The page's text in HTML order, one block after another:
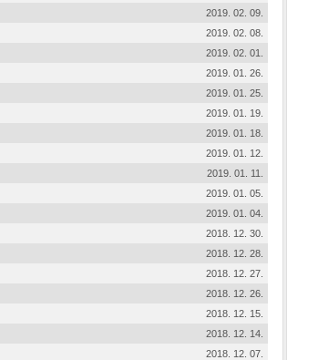
2019. 02. 09.
2019. 02. 08.
2019. 02. 01.
2019. 01. 26.
2019. 01. 25.
2019. 01. 19.
2019. 01. 18.
2019. 01. 12.
2019. 01. 11.
2019. 01. 05.
2019. 01. 04.
2018. 12. 30.
2018. 12. 28.
2018. 12. 27.
2018. 12. 26.
2018. 12. 15.
2018. 12. 14.
2018. 12. 07.